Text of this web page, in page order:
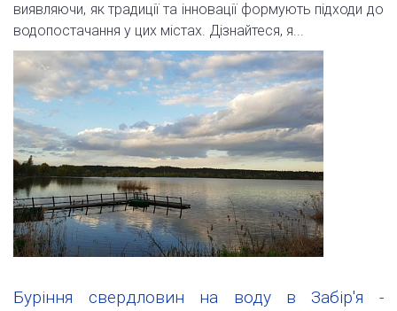
виявляючи, як традиції та інновації формують підходи до
водопостачання у цих містах. Дізнайтеся, я...
Буріння свердловин на воду в Забір'я -